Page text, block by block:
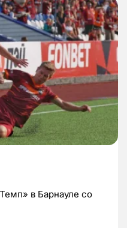
в Барнауле со